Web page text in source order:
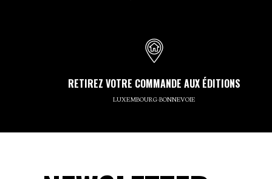
RETIREZ VOTRE COMMANDE AUX ÉDITIONS
LUXEMBOURG-BONNEVOIE